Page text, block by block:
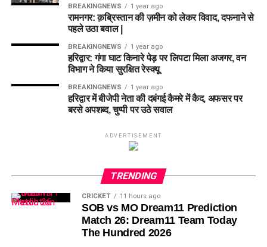
BREAKINGNEWS 1 year ago
रामनगर: क़ब्रिस्तान की ज़मीन को लेकर विवाद, दफनाने से
पहले उठा बवाल |
BREAKINGNEWS 1 year ago
हरिद्वार: गंगा घाट किनारे पेड़ पर लिपटा मिला अजगर, वन
विभाग ने किया सुरक्षित रेस्क्यू
BREAKINGNEWS 1 year ago
हरिद्वार में बीजेपी नेता की दबंगई कैमरे में कैद, अफसर पर
बरसे अपशब्द, चुप्पी पर उठे सवाल
ADVERTISEMENT
TRENDING
CRICKET 11 hours ago
SOB vs MO Dream11 Prediction
Match 26: Dream11 Team Today
The Hundred 2026